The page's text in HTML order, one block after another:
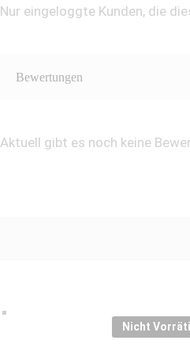
Nur eingeloggte Kunden, die
Bewertungen
Aktuell gibt es noch keine
Nicht